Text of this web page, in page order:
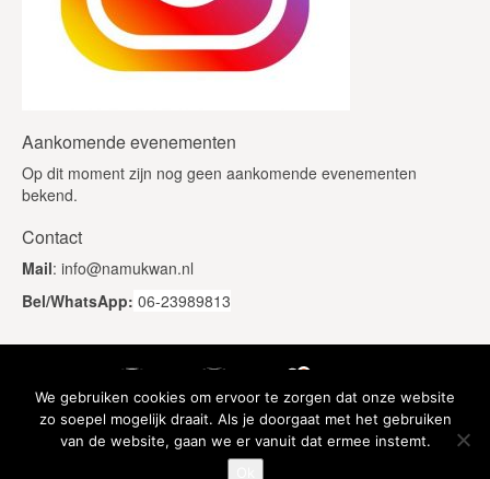
Aankomende evenementen
Op dit moment zijn nog geen aankomende evenementen
bekend.
Contact
Mail: info@namukwan.nl
Bel/WhatsApp: 06-23989813
We gebruiken cookies om ervoor te zorgen dat onze website
zo soepel mogelijk draait. Als je doorgaat met het gebruiken
van de website, gaan we er vanuit dat ermee instemt.